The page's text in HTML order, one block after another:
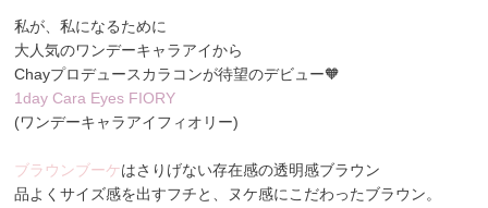
私が、私になるために
大人気のワンデーキャラアイから
Chayプロデュースカラコンが待望のデビュー🧡
1day Cara Eyes FIORY
(ワンデーキャラアイフィオリー)
ブラウンブーケはさりげない存在感の透明感ブラウン
品よくサイズ感を出すフチと、ヌケ感にこだわったブラウン。